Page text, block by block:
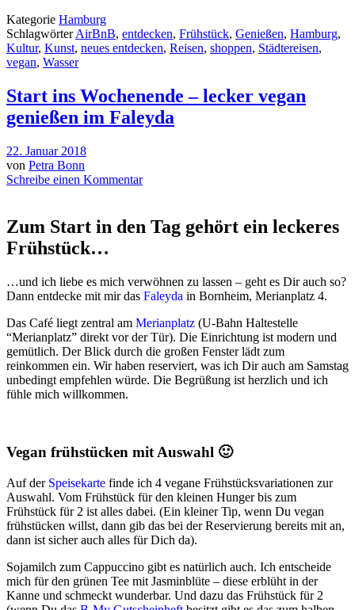
Kategorie Hamburg
SchlagwörterAirBnB, entdecken, Frühstück, Genießen, Hamburg,
Kultur, Kunst, neues entdecken, Reisen, shoppen, Städtereisen,
vegan, Wasser
Start ins Wochenende – lecker vegan
genießen im Faleyda
22. Januar 2018
von Petra Bonn
Schreibe einen Kommentar
Zum Start in den Tag gehört ein leckeres
Frühstück…
…und ich liebe es mich verwöhnen zu lassen – geht es Dir auch so?
Dann entdecke mit mir das Faleyda in Bornheim, Merianplatz 4.
Das Café liegt zentral am Merianplatz (U-Bahn Haltestelle
“Merianplatz” direkt vor der Tür). Die Einrichtung ist modern und
gemütlich. Der Blick durch die großen Fenster lädt zum
reinkommen ein. Wir haben reserviert, was ich Dir auch am Samstag
unbedingt empfehlen würde. Die Begrüßung ist herzlich und ich
fühle mich willkommen.
Vegan frühstücken mit Auswahl 🙂
Auf der Speisekarte finde ich 4 vegane Frühstücksvariationen zur
Auswahl. Vom Frühstück für den kleinen Hunger bis zum
Frühstück für 2 ist alles dabei. (Ein kleiner Tip, wenn Du vegan
frühstücken willst, dann gib das bei der Reservierung bereits mit an,
dann ist sicher auch alles für Dich da).
Sojamilch zum Cappuccino gibt es natürlich auch. Ich entscheide
mich für den grünen Tee mit Jasminblüte – diese erblüht in der
Kanne und schmeckt wunderbar. Und dazu das Frühstück für 2